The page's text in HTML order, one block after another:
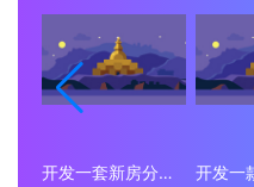
开发一套新房分销小程序系统要多少钱？